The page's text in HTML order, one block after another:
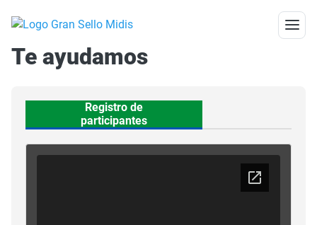
Te ayudamos
Registro de
participantes